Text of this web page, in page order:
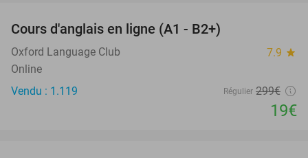
Cours d'anglais en ligne (A1 - B2+)
Oxford Language Club 7.9 star
Online
Vendu : 1.119
Régulier 299€
19€